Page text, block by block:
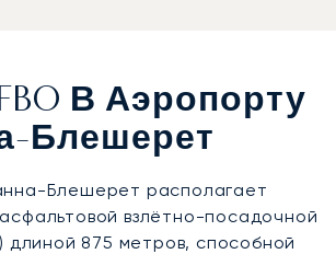
В Аэропорту
Блешерет
Блешерет располагает
взлётно-посадочной
длиной 875 метров, способной